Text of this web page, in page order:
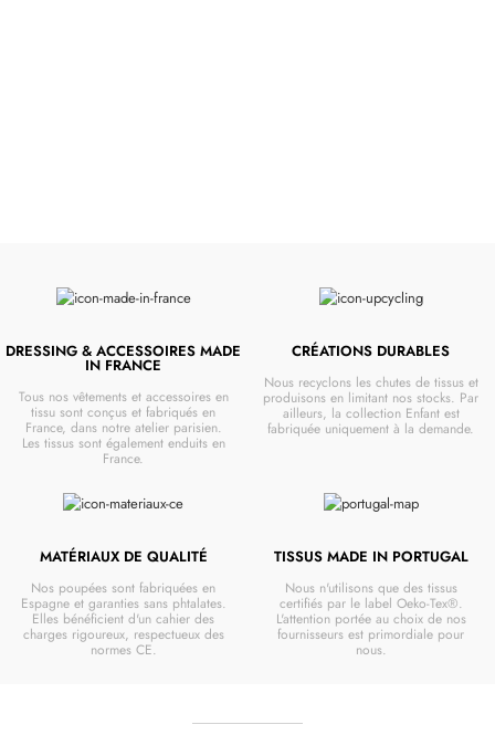
DRESSING & ACCESSOIRES MADE
IN FRANCE
Tous nos vêtements et accessoires en
tissu sont conçus et fabriqués en
France, dans notre atelier parisien.
Les tissus sont également enduits en
France.
CRÉATIONS DURABLES
Nous recyclons les chutes de tissus et
produisons en limitant nos stocks. Par
ailleurs, la collection Enfant est
fabriquée uniquement à la demande.
MATÉRIAUX DE QUALITÉ
Nos poupées sont fabriquées en
Espagne et garanties sans phtalates.
Elles bénéficient d'un cahier des
charges rigoureux, respectueux des
normes CE.
TISSUS MADE IN PORTUGAL
Nous n'utilisons que des tissus
certifiés par le label Oeko-Tex®.
L'attention portée au choix de nos
fournisseurs est primordiale pour
nous.